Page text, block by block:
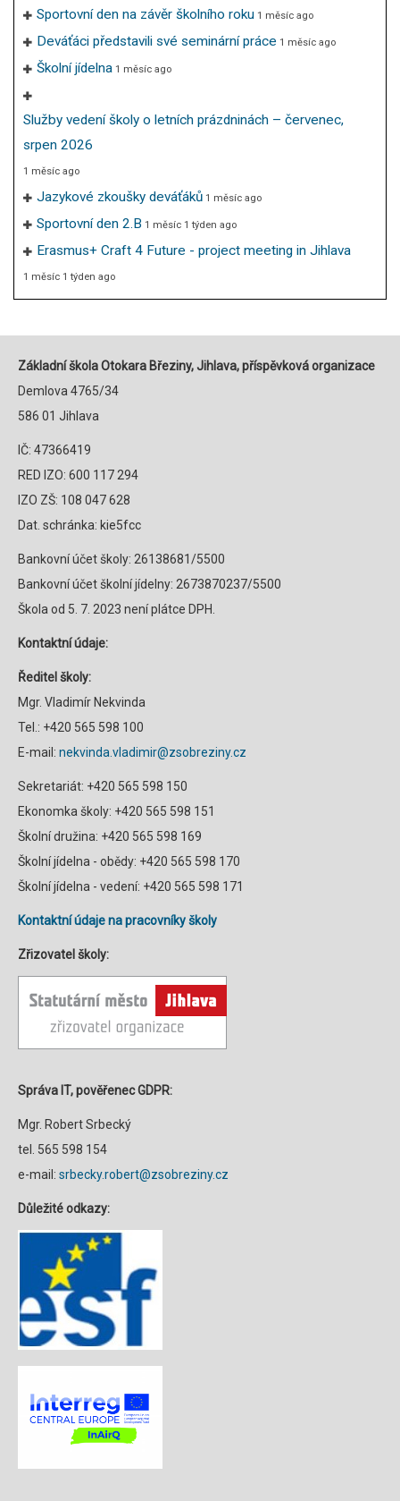
Sportovní den na závěr školního roku 1 měsíc ago
Deváťáci představili své seminární práce 1 měsíc ago
Školní jídelna 1 měsíc ago
Služby vedení školy o letních prázdninách – červenec,
srpen 2026
1 měsíc ago
Jazykové zkoušky deváťáků 1 měsíc ago
Sportovní den 2.B 1 měsíc 1 týden ago
Erasmus+ Craft 4 Future - project meeting in Jihlava
1 měsíc 1 týden ago
Základní škola Otokara Březiny, Jihlava, příspěvková organizace
Demlova 4765/34
586 01 Jihlava
IČ: 47366419
RED IZO: 600 117 294
IZO ZŠ: 108 047 628
Dat. schránka: kie5fcc
Bankovní účet školy: 26138681/5500
Bankovní účet školní jídelny: 2673870237/5500
Škola od 5. 7. 2023 není plátce DPH.
Kontaktní údaje:
Ředitel školy:
Mgr. Vladimír Nekvinda
Tel.: +420 565 598 100
E-mail: nekvinda.vladimir@zsobreziny.cz
Sekretariát: +420 565 598 150
Ekonomka školy: +420 565 598 151
Školní družina: +420 565 598 169
Školní jídelna - obědy: +420 565 598 170
Školní jídelna - vedení: +420 565 598 171
Kontaktní údaje na pracovníky školy
Zřizovatel školy:
Správa IT, pověřenec GDPR:
Mgr. Robert Srbecký
tel. 565 598 154
e-mail: srbecky.robert@zsobreziny.cz
Důležité odkazy: